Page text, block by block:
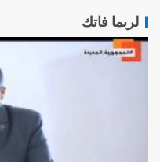
لربما فاتك